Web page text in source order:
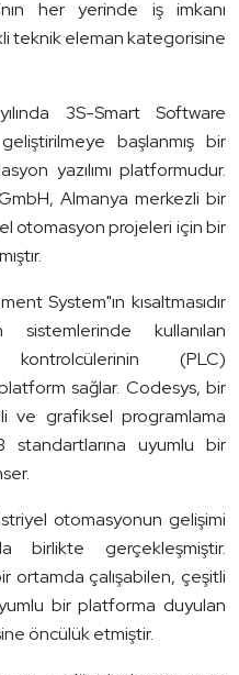
her yerinde iş imkanı
teknik eleman kategorisine
3S-Smart Software
başlanmış bir
yazılımı platformudur.
Almanya merkezli bir
otomasyon projeleri için bir
System"ın kısaltmasıdır
kullanılan
(PLC)
sağlar. Codesys, bir
ve grafiksel programlama
standartlarına uyumlu bir
otomasyonun gelişimi
birlikte gerçekleşmiştir.
ortamda çalışabilen, çeşitli
bir platforma duyulan
öncülük etmiştir.